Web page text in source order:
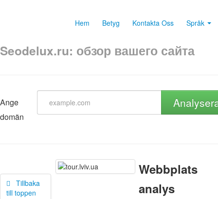
Hem Betyg Kontakta Oss Språk
Seodelux.ru: обзор вашего сайта
Ange
domän
Tillbaka
till toppen
Webbplats
analys